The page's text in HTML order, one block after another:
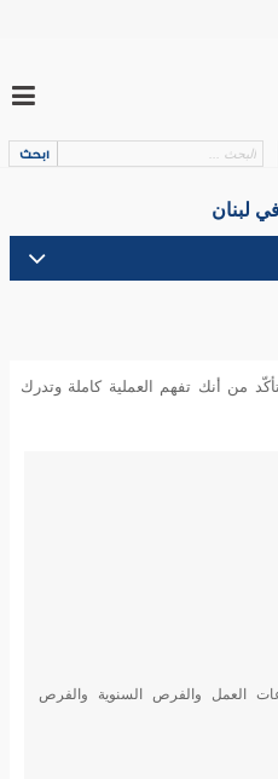
لبنان
من أنك تفهم العملية كاملة وتدرك
العمل والفرص السنوية والفرص